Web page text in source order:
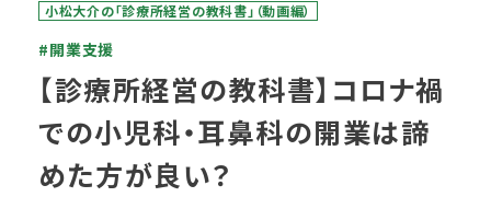
小松大介の「診療所経営の教科書」（動画編）
#開業支援
【診療所経営の教科書】コロナ禍
での小児科・耳鼻科の開業は諦
めた方が良い？